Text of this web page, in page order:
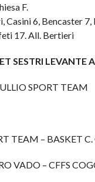
F.
Casini 6, Bencaster
17. All. Bertieri
SESTRI LEVANTE
SPORT TEAM
TEAM – BASKET
VADO – CFFS